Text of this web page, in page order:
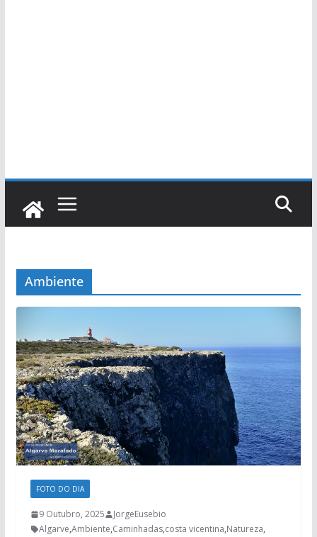
Ambiente
FOTO DO DIA
9 Outubro, 2025
JorgeEusebio
Algarve,Ambiente,Caminhadas,costa vicentina,Natureza,